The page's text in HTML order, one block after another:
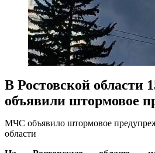
В Ростовской области
объявили штормовое
МЧС объявило штормовое
области